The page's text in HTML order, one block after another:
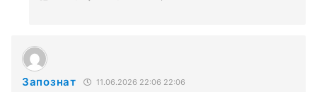
Запознат 11.06.2026 22:06 22:06